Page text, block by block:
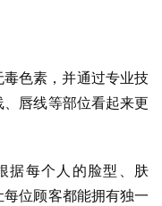
色素，并通过专业技
唇线等部位看起来更
据每个人的脸型、肤
位顾客都能拥有独一